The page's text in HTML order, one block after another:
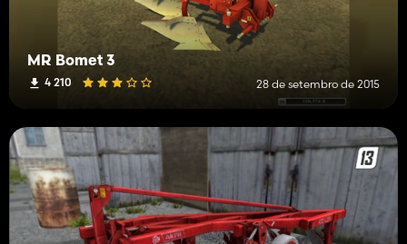
MR Bomet 3
4 210 28 de setembro de 2015